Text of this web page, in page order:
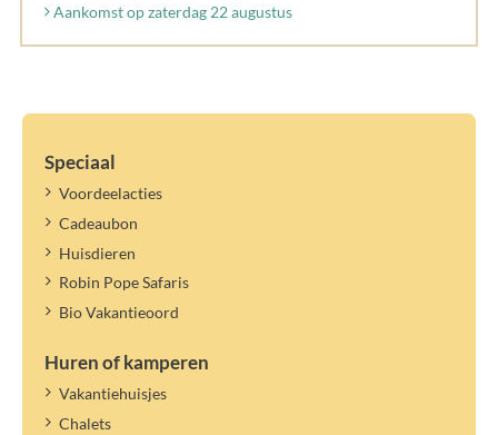
Aankomst op zaterdag 22 augustus
Speciaal
Voordeelacties
Cadeaubon
Huisdieren
Robin Pope Safaris
Bio Vakantieoord
Huren of kamperen
Vakantiehuisjes
Chalets